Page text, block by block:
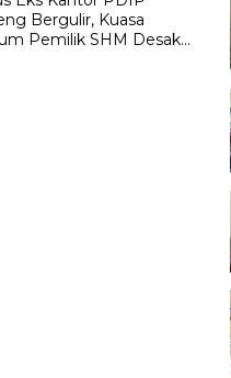
Bergulir, Kuasa
Pemilik SHM Desak